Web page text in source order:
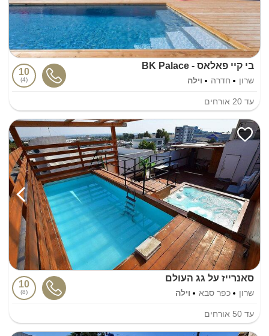
בי קיי פאלאס - BK Palace
שרון חדרה וילה
10
4
עד 20 אורחים
סאנרייז על גג העולם
שרון כפר סבא וילה
10
8
עד 50 אורחים